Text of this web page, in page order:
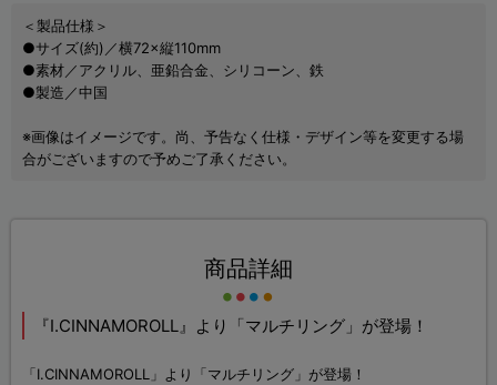
＜製品仕様＞
●サイズ(約)／横72×縦110mm
●素材／アクリル、亜鉛合金、シリコーン、鉄
●製造／中国
※画像はイメージです。尚、予告なく仕様・デザイン等を変更する場
合がございますので予めご了承ください。
商品詳細
『I.CINNAMOROLL』より「マルチリング」が登場！
「I.CINNAMOROLL」より「マルチリング」が登場！